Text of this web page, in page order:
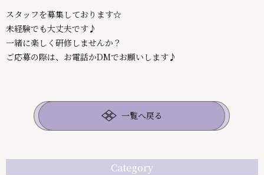
Category
スタッフを募集しております☆
未経験でも大丈夫です♪
一緒に楽しく研修しませんか？
ご応募の際は、お電話かDMでお願いします♪
一覧へ戻る